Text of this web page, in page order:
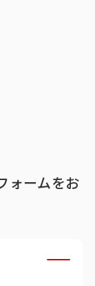
ォームをお